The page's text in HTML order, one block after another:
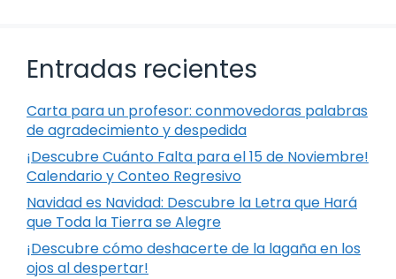
Entradas recientes
Carta para un profesor: conmovedoras palabras
de agradecimiento y despedida
¡Descubre Cuánto Falta para el 15 de Noviembre!
Calendario y Conteo Regresivo
Navidad es Navidad: Descubre la Letra que Hará
que Toda la Tierra se Alegre
¡Descubre cómo deshacerte de la lagaña en los
ojos al despertar!